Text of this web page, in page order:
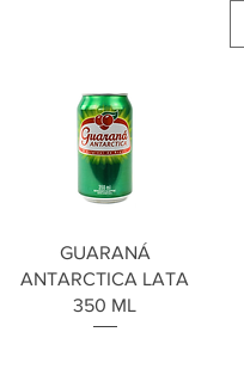
GUARANÁ
ANTARCTICA LATA
350 ML